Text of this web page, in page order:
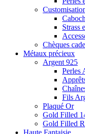
Strass
Chèques
Métaux précieux
Argent 925
Perles
Fils
Plaqué Or
Gold Filled
Gold Filled
Haute Fantaisie